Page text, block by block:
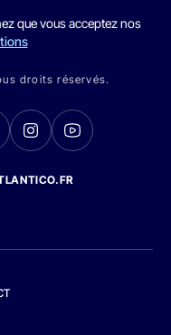
que vous acceptez nos
droits réservés.